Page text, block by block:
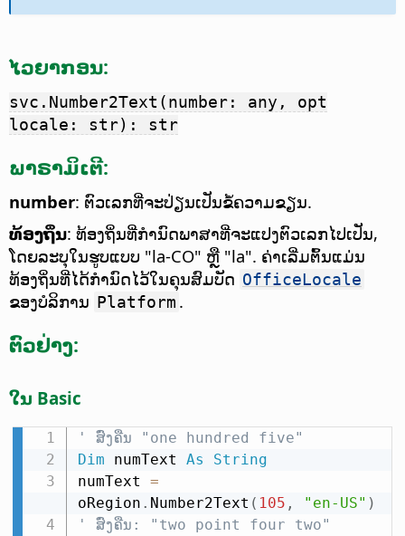
ໄວຍາກອນ:
svc.Number2Text(number: any, opt
locale: str): str
ພາຣາມິເຕີ:
number: ຕົວເລກທີ່ຈະປ່ຽນເປັນຂໍ້ຄວາມຂຽນ.
ທ້ອງຖິ່ນ: ທ້ອງຖິ່ນທີ່ກຳນົດພາສາທີ່ຈະແປງຕົວເລກໄປເປັນ,
ໂດຍລະບຸໃນຮູບແບບ "la-CO" ຫຼື "la". ຄ່າເລີ່ມຕົ້ນແມ່ນ
ທ້ອງຖິ່ນທີ່ໄດ້ກຳນົດໄວ້ໃນຄຸນສົມບັດ OfficeLocale
ຂອງບໍລິການ Platform .
ຕົວຢ່າງ:
ໃນ Basic
' ສົ່ງຄືນ "one hundred five"
Dim numText As
String
numText =
oRegion . Number2Text ( 105 , "en-US" )
' ສົ່ງຄືນ: "two point four two"